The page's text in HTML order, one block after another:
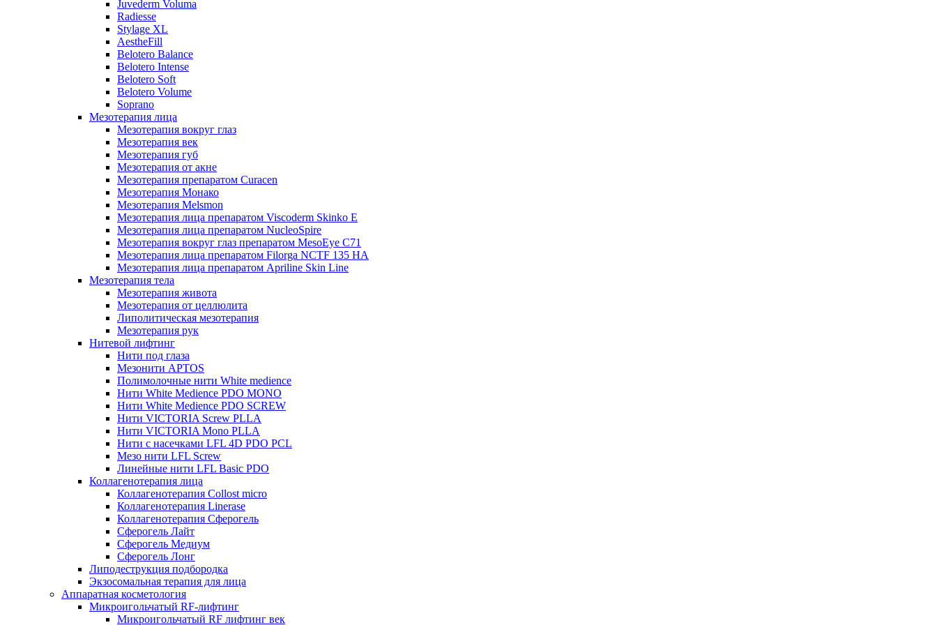
Juvederm Voluma
Radiesse
Stylage XL
AestheFill
Belotero Balance
Belotero Intense
Belotero Soft
Belotero Volume
Soprano
Мезотерапия лица
Мезотерапия вокруг глаз
Мезотерапия век
Мезотерапия губ
Мезотерапия от акне
Мезотерапия препаратом Curacen
Мезотерапия Монако
Мезотерапия Melsmon
Мезотерапия лица препаратом Viscoderm Skinko E
Мезотерапия лица препаратом NucleoSpire
Мезотерапия вокруг глаз препаратом MesoEye С71
Мезотерапия лица препаратом Filorga NCTF 135 HA
Мезотерапия лица препаратом Apriline Skin Line
Мезотерапия тела
Мезотерапия живота
Мезотерапия от целлюлита
Липолитическая мезотерапия
Мезотерапия рук
Нитевой лифтинг
Нити под глаза
Мезонити APTOS
Полимолочные нити White medience
Нити White Medience PDO MONO
Нити White Medience PDO SCREW
Нити VICTORIA Screw PLLA
Нити VICTORIA Mono PLLA
Нити с насечками LFL 4D PDO PCL
Мезо нити LFL Screw
Линейные нити LFL Basic PDO
Коллагенотерапия лица
Коллагенотерапия Collost micro
Коллагенотерапия Linerase
Коллагенотерапия Сферогель
Сферогель Лайт
Сферогель Медиум
Сферогель Лонг
Липодеструкция подбородка
Экзосомальная терапия для лица
Аппаратная косметология
Микроигольчатый RF-лифтинг
Микроигольчатый RF лифтинг век